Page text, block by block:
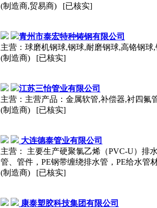
(制造商,贸易商) [已核实]
青州市泰宏特种铸钢有限公司
主营：球磨机钢球,钢球,耐磨钢球,高铬钢球
(制造商) [已核实]
江苏三怡管业有限公司
主营：主营产品：金属软管,补偿器,衬四氟
(制造商) [已核实]
大连德泰管业有限公司
主营： 主要生产硬聚氯乙烯（PVC-U）排
管、管件，PE钢带缠绕排水管，PE给水管
(制造商) [已核实]
康泰塑胶科技集团有限公司